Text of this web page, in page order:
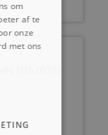
(1162075)
om
af te
onze
met ons